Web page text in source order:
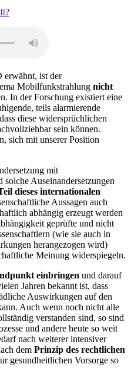
erwähnt, ist der
Mobilfunkstrahlung nicht
In der Forschung existiert eine
teils alarmierende
diese widersprüchlichen
sein können.
sich mit unserer Position
mit
solche Auseinandersetzungen
dieses internationalen
Aussagen auch
abhängig erzeugt werden
geprüfte und nicht
(wie sie auch in
herangezogen wird)
Meinung widerspiegeln.
einbringen und darauf
Jahren bekannt ist, dass
Auswirkungen auf den
Auch wenn noch nicht alle
verstanden sind, so sind
und andere heute so weit
nach weiterer intensiver
dem Prinzip des rechtlichen
gesundheitlichen Vorsorge so